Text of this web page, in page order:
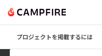
プロジェクトを掲載するには